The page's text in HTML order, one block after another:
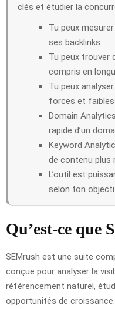
clés et étudier la
Tu peux
ses backlinks.
Tu peux trouver
compris en
Tu peux
forces et
Domain
rapide d’un
Keyword
de contenu plus
L’outil est
selon ton
Qu’est-ce que
SEMrush est une suite
conçue pour analyser la
référencement naturel,
opportunités de